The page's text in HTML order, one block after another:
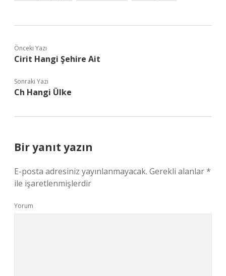
Önceki Yazı
Cirit Hangi Şehire Ait
Sonraki Yazı
Ch Hangi Ülke
Bir yanıt yazın
E-posta adresiniz yayınlanmayacak. Gerekli alanlar*
ile işaretlenmişlerdir
Yorum